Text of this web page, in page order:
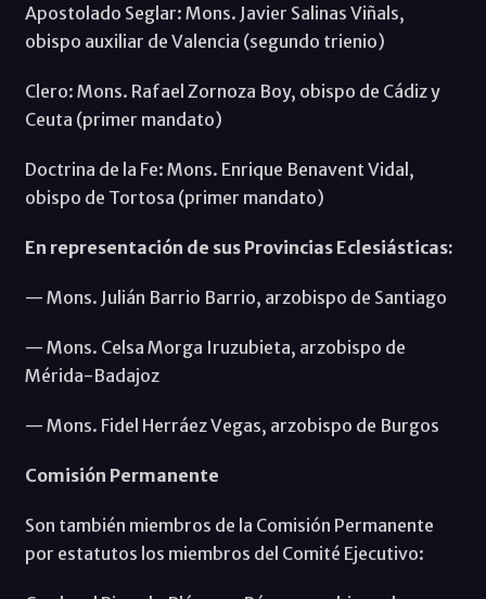
Apostolado Seglar: Mons. Javier Salinas Viñals,
obispo auxiliar de Valencia (segundo trienio)
Clero: Mons. Rafael Zornoza Boy, obispo de Cádiz y
Ceuta (primer mandato)
Doctrina de la Fe: Mons. Enrique Benavent Vidal,
obispo de Tortosa (primer mandato)
En representación de sus Provincias Eclesiásticas:
— Mons. Julián Barrio Barrio, arzobispo de Santiago
— Mons. Celsa Morga Iruzubieta, arzobispo de
Mérida-Badajoz
— Mons. Fidel Herráez Vegas, arzobispo de Burgos
Comisión Permanente
Son también miembros de la Comisión Permanente
por estatutos los miembros del Comité Ejecutivo: